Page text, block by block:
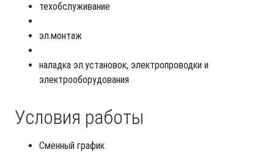
техобслуживание
эл.монтаж
наладка эл.установок, электропроводки и
электрооборудования
Условия работы
Сменный график